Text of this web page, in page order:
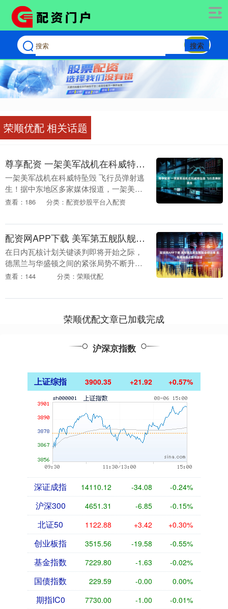
搜索
荣顺优配 相关话题
尊享配资 一架美军战机在科威特坠毁 飞行员弹射逃生
一架美军战机在科威特坠毁 飞行员弹射逃
生！据中东地区多家媒体报道，一架美军
F-15战机在科威特坠毁。社交媒体上的视
耳其媒体报....
查看：186 分类：配资炒股平台入配资
配资网APP下载 美军第五舰队舰艇全部出海 航母离港最大规模部署
在日内瓦核计划关键谈判即将开始之际，
德黑兰与华盛顿之间的紧张局势不断升
级。据美联社报道，伊朗官方对美国总统
称其言论为“大谎....
查看：144 分类：荣顺优配
荣顺优配文章已加载完成
沪深京指数
上证综指 3900.35 +21.92 +0.57%
深证成指 14110.12 -34.08 -0.24%
沪深300 4651.31 -6.85 -0.15%
北证50 1122.88 +3.42 +0.30%
创业板指 3515.56 -19.58 -0.55%
基金指数 7229.80 -1.63 -0.02%
国债指数 229.59 -0.00 0.00%
期指IC0 7730.00 -1.00 -0.01%